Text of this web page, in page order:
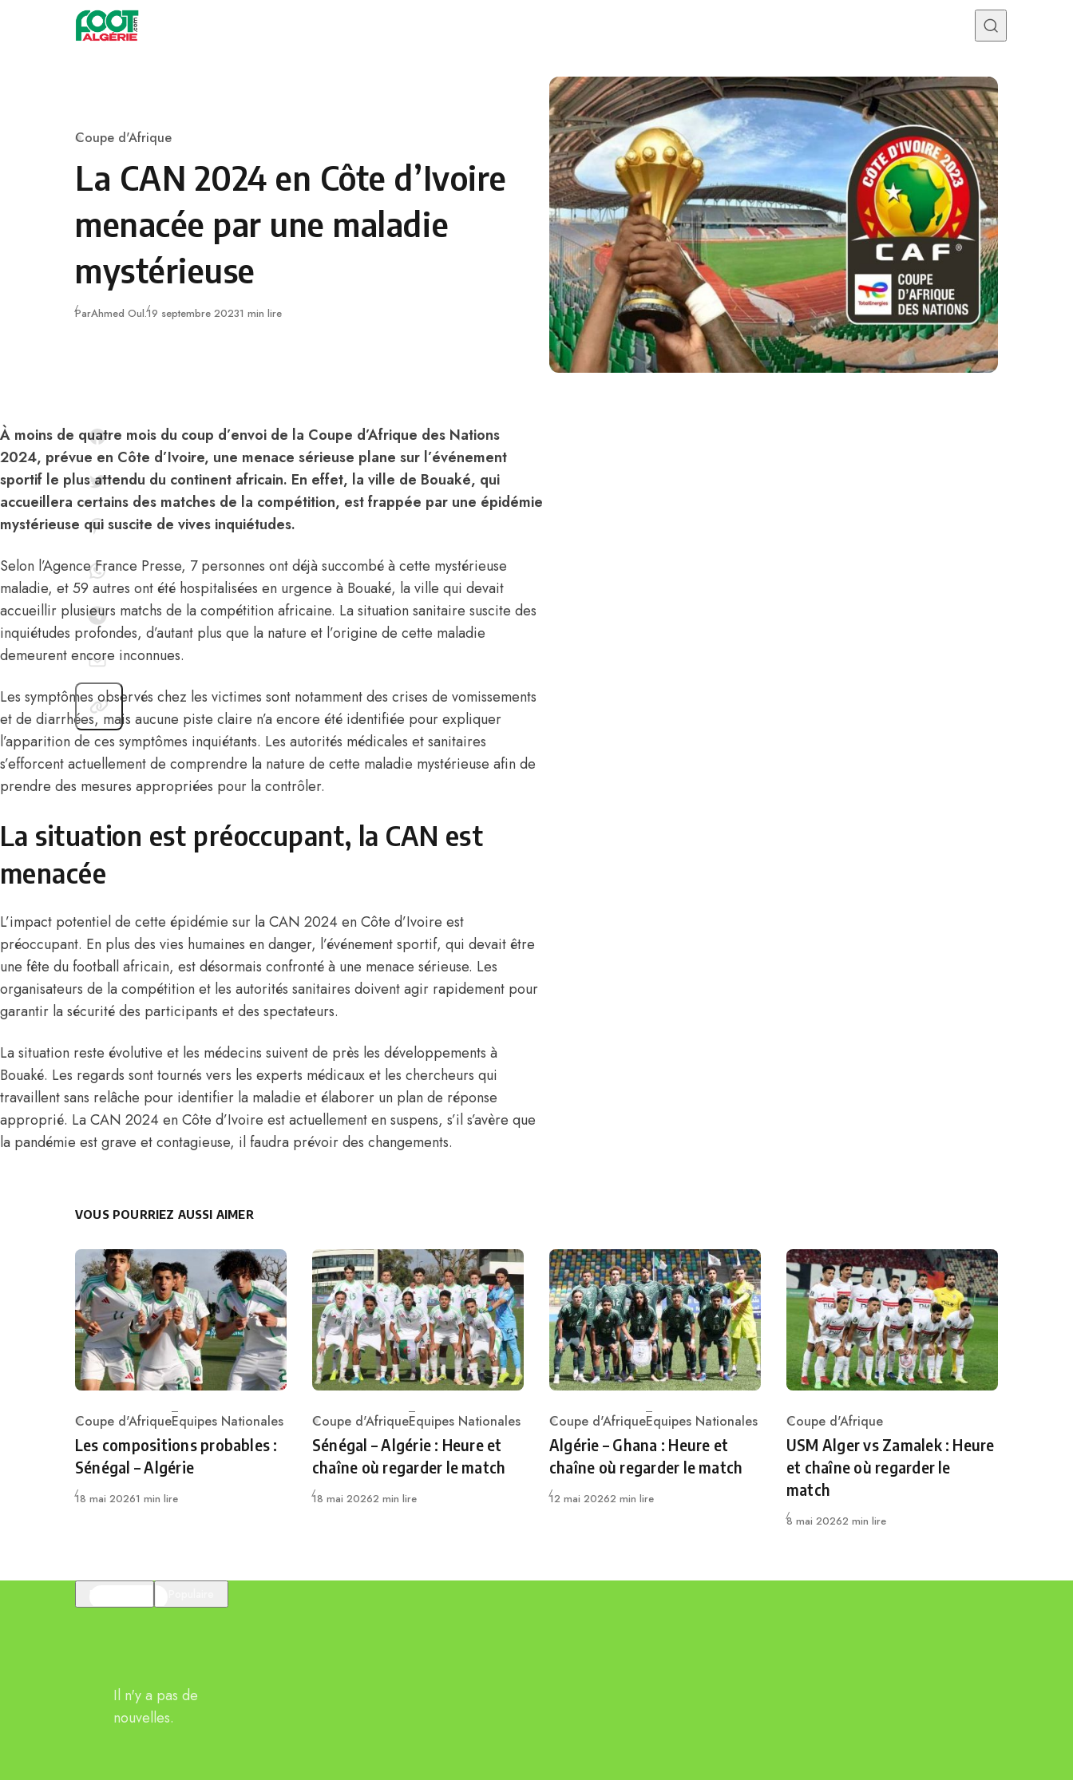
Skip to content
Category
Coupe d'Afrique
La CAN 2024 en Côte d’Ivoire
menacée par une maladie
mystérieuse
ParAhmed Oul.Publié
19 septembre 20231 min lire
À moins de quatre mois du coup d’envoi de la Coupe d’Afrique des Nations
2024, prévue en Côte d’Ivoire, une menace sérieuse plane sur l’événement
sportif le plus attendu du continent africain. En effet, la ville de Bouaké, qui
accueillera certains des matches de la compétition, est frappée par une épidémie
mystérieuse qui suscite de vives inquiétudes.
Selon l’Agence France Presse, 7 personnes ont déjà succombé à cette mystérieuse
maladie, et 59 autres ont été hospitalisées en urgence à Bouaké, la ville qui devait
accueillir plusieurs matchs de la compétition africaine. La situation sanitaire suscite des
inquiétudes profondes, d’autant plus que la nature et l’origine de cette maladie
demeurent encore inconnues.
Les symptômes observés chez les victimes sont notamment des crises de vomissements
et de diarrhées, mais aucune piste claire n’a encore été identifiée pour expliquer
l’apparition de ces symptômes inquiétants. Les autorités médicales et sanitaires
s’efforcent actuellement de comprendre la nature de cette maladie mystérieuse afin de
prendre des mesures appropriées pour la contrôler.
La situation est préoccupant, la CAN est
menacée
L’impact potentiel de cette épidémie sur la CAN 2024 en Côte d’Ivoire est
préoccupant. En plus des vies humaines en danger, l’événement sportif, qui devait être
une fête du football africain, est désormais confronté à une menace sérieuse. Les
organisateurs de la compétition et les autorités sanitaires doivent agir rapidement pour
garantir la sécurité des participants et des spectateurs.
La situation reste évolutive et les médecins suivent de près les développements à
Bouaké. Les regards sont tournés vers les experts médicaux et les chercheurs qui
travaillent sans relâche pour identifier la maladie et élaborer un plan de réponse
approprié. La CAN 2024 en Côte d’Ivoire est actuellement en suspens, s’il s’avère que
la pandémie est grave et contagieuse, il faudra prévoir des changements.
VOUS POURRIEZ AUSSI AIMER
Category
Coupe d'AfriqueEquipes Nationales
Les compositions probables :
Sénégal – Algérie
Publié
18 mai 20261 min lire
Category
Coupe d'AfriqueEquipes Nationales
Sénégal – Algérie : Heure et
chaîne où regarder le match
Publié
18 mai 20262 min lire
Category
Coupe d'AfriqueEquipes Nationales
Algérie – Ghana : Heure et
chaîne où regarder le match
Publié
12 mai 20262 min lire
Category
Coupe d'Afrique
USM Alger vs Zamalek : Heure
et chaîne où regarder le
match
Publié
8 mai 20262 min lire
Il n'y a pas de
nouvelles.